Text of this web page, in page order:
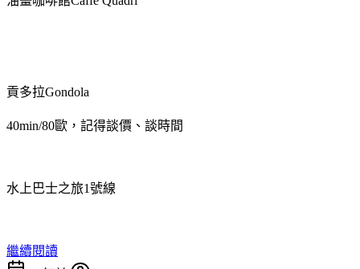
貢多拉Gondola
40min/80歐，記得談價、談時間
水上巴士之旅1號線
繼續閱讀